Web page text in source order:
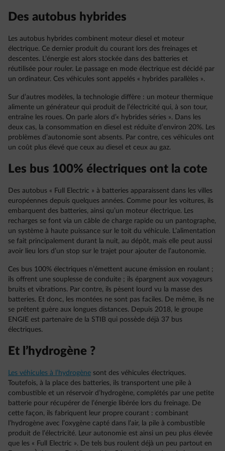
Des autobus hybrides
Les autobus hybrides combinent moteur diesel et moteur
électrique. Ce dernier produit du courant lors des freinages et
descentes. L’énergie est alors stockée dans des batteries et
réutilisée pour rouler. Le passage en mode électrique est décidé par
un ordinateur. Ces véhicules sont appelés « hybrides parallèles ».
Sur d’autres modèles, la technologie diffère : un moteur thermique
alimente un générateur qui produit de l’électricité qui, à son tour,
entraîne les roues. On parle alors d’« hybrides séries ». Dans les
deux cas, la consommation en diesel est réduite d’environ 20%. Les
problèmes d’autonomie sont absents. Par contre, ces véhicules ont
un coût plus élevé que ceux au diesel et ceux au gaz.
Les bus 100% électriques ont la cote
Des autobus « Full Electric » à batteries apparaissent dans les villes
européennes depuis quelques années. Comme pour les voitures, ils
embarquent des batteries, ainsi qu’un moteur électrique. Les
recharges se font via un câble de charge rapide ou un pantographe,
un système à haute puissance sur le toit du véhicule. L’alimentation
se fait principalement durant la nuit, au dépôt, mais elle peut aussi
avoir lieu lors d’un stop sur le trajet pour ajouter de l’autonomie.
Ces bus 100% électriques n’émettent aucune émission en roulant ;
ils offrent une souplesse de conduite ; ils épargnent aux voyageurs
bruits et vibrations. Par contre, ils pèsent lourd vu la masse des
batteries. Et donc, les montées ne sont pas faciles. De même, ils ne
se prêtent guère aux longues distances. Depuis 2018, le groupe
ENGIE est partenaire de la STIB qui possède déjà 37 bus
électriques.
Et l’hydrogène ?
Les véhicules à l’hydrogène sont des véhicules électriques.
Toutefois, à la place des batteries, ils transportent une pile à
combustible et un réservoir d’hydrogène, complétés par une petite
batterie pour récupérer de l’énergie libérée lors du freinage. De
cette façon, ils fabriquent leur propre courant : combinant
l’hydrogène avec l’oxygène capté dans l’air, la pile à combustible
produit de l’électricité. Leur autonomie est ainsi un peu plus élevée
que les « Full Electric ». De tels bus roulent déjà un peu partout en